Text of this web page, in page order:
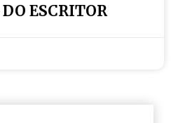
ESCRITOR